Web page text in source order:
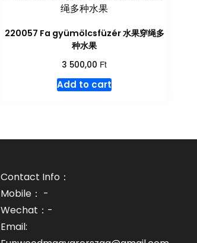
220057 Fa gyümölcsfüzér 水果穿绳多
种水果
3 500,00 Ft
Add to cart
Contact Info：
Mobile： -
Wechat：-
Email: